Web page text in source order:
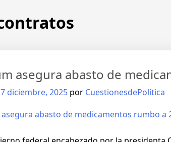
asegura abasto de
diciembre, 2025 por CuestionesdePolítica